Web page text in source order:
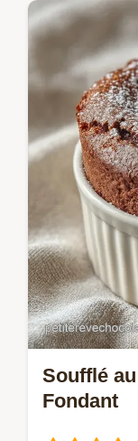
Gâteaux au
Ce Soufflé
cœur
soufflé au
erreurs…
Soufflé
Fondant